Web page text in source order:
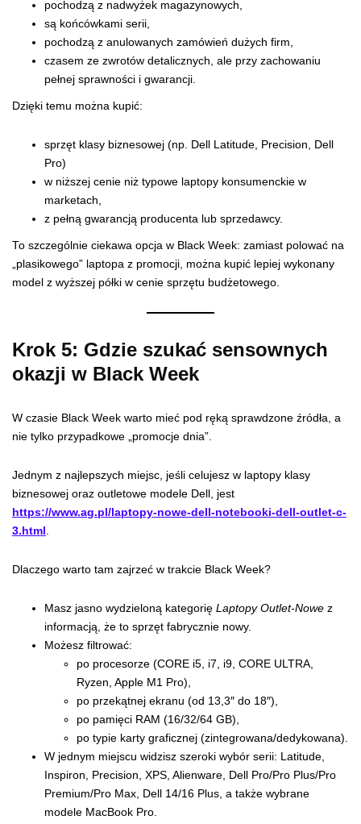
pochodzą z nadwyżek magazynowych,
są końcówkami serii,
pochodzą z anulowanych zamówień dużych firm,
czasem ze zwrotów detalicznych, ale przy zachowaniu
pełnej sprawności i gwarancji.
Dzięki temu można kupić:
sprzęt klasy biznesowej (np. Dell Latitude, Precision, Dell
Pro)
w niższej cenie niż typowe laptopy konsumenckie w
marketach,
z pełną gwarancją producenta lub sprzedawcy.
To szczególnie ciekawa opcja w Black Week: zamiast polować na
„plasikowego” laptopa z promocji, można kupić lepiej wykonany
model z wyższej półki w cenie sprzętu budżetowego.
Krok 5: Gdzie szukać sensownych
okazji w Black Week
W czasie Black Week warto mieć pod ręką sprawdzone źródła, a
nie tylko przypadkowe „promocje dnia”.
Jednym z najlepszych miejsc, jeśli celujesz w laptopy klasy
biznesowej oraz outletowe modele Dell, jest
https://www.ag.pl/laptopy-nowe-dell-notebooki-dell-outlet-c-
3.html
Dlaczego warto tam zajrzeć w trakcie Black Week?
Masz jasno wydzieloną kategorię Laptopy Outlet-Nowe z
informacją, że to sprzęt fabrycznie nowy.
Możesz filtrować:
po procesorze (CORE i5, i7, i9, CORE ULTRA,
Ryzen, Apple M1 Pro),
po przekątnej ekranu (od 13,3″ do 18″),
po pamięci RAM (16/32/64 GB),
po typie karty graficznej (zintegrowana/dedykowana).
W jednym miejscu widzisz szeroki wybór serii: Latitude,
Inspiron, Precision, XPS, Alienware, Dell Pro/Pro Plus/Pro
Premium/Pro Max, Dell 14/16 Plus, a także wybrane
modele MacBook Pro.